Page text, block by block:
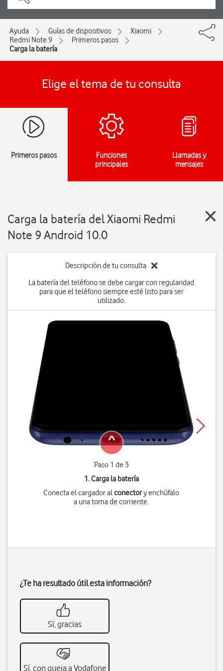
Ayuda Guías de dispositivos
Xiaomi
Redmi Note 9
Primeros pasos
Carga la batería
Elige el tema de tu consulta
Primeros pasos
Funciones
principales
Llamadas y
mensajes
Carga la batería del Xiaomi Redmi
Note 9 Android 10.0
Descripción de tu consulta
La batería del teléfono se debe cargar con regularidad
para que el teléfono siempre esté listo para ser
utilizado.
Paso 1 de 3
1. Carga la batería
Conecta el cargador alconectory enchúfalo
a una toma de corriente.
¿Te ha resultado útil esta información?
Sí, gracias
Sí, con queja a Vodafone